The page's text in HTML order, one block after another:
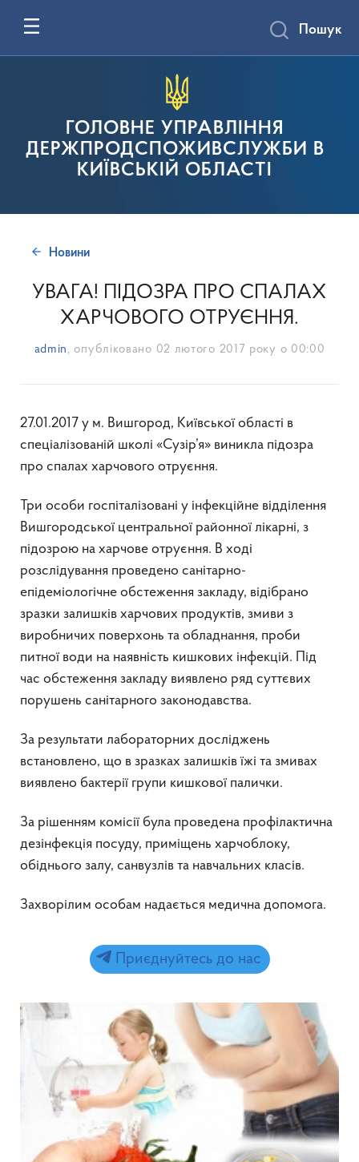
ГОЛОВНЕ УПРАВЛІННЯ
ДЕРЖПРОДСПОЖИВСЛУЖБИ В
КИЇВСЬКІЙ ОБЛАСТІ
Пошук
Новини
УВАГА! ПІДОЗРА ПРО СПАЛАХ
ХАРЧОВОГО ОТРУЄННЯ.
admin , опубліковано 02 лютого 2017 року о 00:00
27.01.2017 у м. Вишгород, Київської області в
спеціалізованій школі «Сузір’я» виникла підозра
про спалах харчового отруєння.
Три особи госпіталізовані у інфекційне відділення
Вишгородської центральної районної лікарні, з
підозрою на харчове отруєння. В ході
розслідування проведено санітарно-
епідеміологічне обстеження закладу, відібрано
зразки залишків харчових продуктів, змиви з
виробничих поверхонь та обладнання, проби
питної води на наявність кишкових інфекцій. Під
час обстеження закладу виявлено ряд суттєвих
порушень санітарного законодавства.
За результати лабораторних досліджень
встановлено, що в зразках залишків їжі та змивах
виявлено бактерії групи кишкової палички.
За рішенням комісії була проведена профілактична
дезінфекція посуду, приміщень харчоблоку,
обіднього залу, санвузлів та навчальних класів.
Захворілим особам надається медична допомога.
Приєднуйтесь до нас